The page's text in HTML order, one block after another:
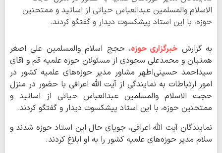
الاسلام والمسلمین عبدالعباس حیاتی از اساتید و ممتحنین
حوزه، با این استاد پیشکسوت دیدار و گفتگو کردند.
به گزارش خبرگزاری حوزه، حجج اسلام والمسلمین علی اصغر
همتیان و محمدعلی سجودی از مسئولان حوزه علمیه قم و آقای
سیداحمد حسینی‌اطهر مشاور مدیر حوزه‌های علمیه کشور در
امور ارتباطات به نمایندگی از آیت الله اعرافی با حضور در منزل
حجت الاسلام والمسلمین عبدالعباس حیاتی از اساتید و
ممتحنین حوزه، با این استاد پیشکسوت دیدار و گفتگو کردند.
نمایندگان آیت الله اعرافی، جویای حال این استاد حوزه شدند و
سلام مدیر حوزه‌های علمیه کشور را به او ابلاغ کردند.